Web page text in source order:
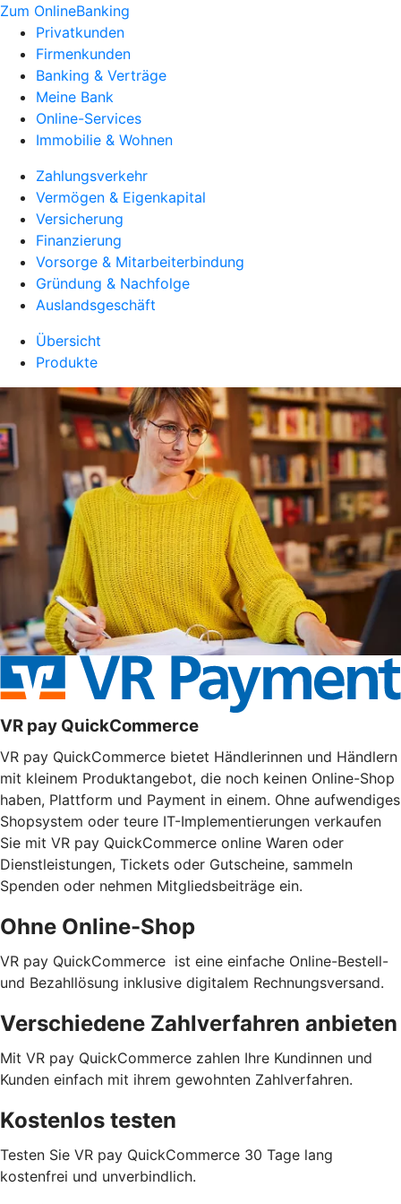
Zum OnlineBanking
Privatkunden
Firmenkunden
Banking & Verträge
Meine Bank
Online-Services
Immobilie & Wohnen
Zahlungsverkehr
Vermögen & Eigenkapital
Versicherung
Finanzierung
Vorsorge & Mitarbeiterbindung
Gründung & Nachfolge
Auslandsgeschäft
Übersicht
Produkte
VR pay QuickCommerce
VR pay QuickCommerce bietet Händlerinnen und Händlern
mit kleinem Produktangebot, die noch keinen Online-Shop
haben, Plattform und Payment in einem. Ohne aufwendiges
Shopsystem oder teure IT-Implementierungen verkaufen
Sie mit VR pay QuickCommerce online Waren oder
Dienstleistungen, Tickets oder Gutscheine, sammeln
Spenden oder nehmen Mitgliedsbeiträge ein.
Ohne Online-Shop
VR pay QuickCommerce ist eine einfache Online-Bestell-
und Bezahllösung inklusive digitalem Rechnungsversand.
Verschiedene Zahlverfahren anbieten
Mit VR pay QuickCommerce zahlen Ihre Kundinnen und
Kunden einfach mit ihrem gewohnten Zahlverfahren.
Kostenlos testen
Testen Sie VR pay QuickCommerce 30 Tage lang
kostenfrei und unverbindlich.